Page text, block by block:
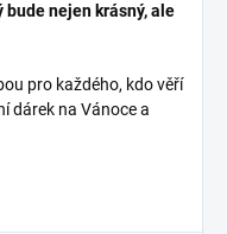
nejen krásný, ale
pro každého, kdo věří
dárek na Vánoce a